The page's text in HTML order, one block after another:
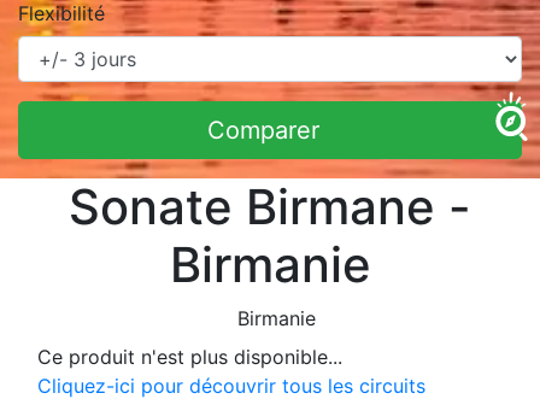
Flexibilité
Comparer
Sonate Birmane -
Birmanie
Birmanie
Ce produit n'est plus disponible...
Cliquez-ici pour découvrir tous les circuits